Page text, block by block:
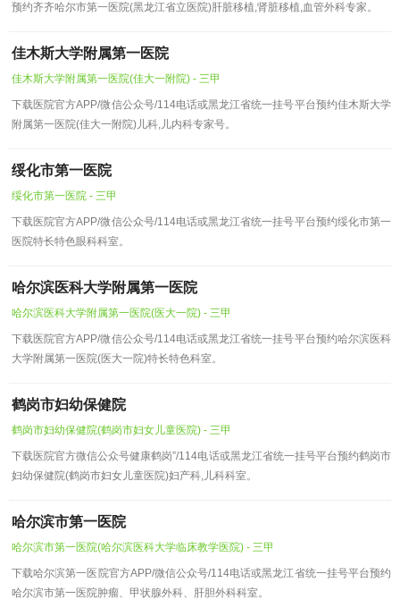
预约齐齐哈尔市第一医院(黑龙江省立医院)肝脏移植,肾脏移植,血管外科专家。
佳木斯大学附属第一医院
佳木斯大学附属第一医院(佳大一附院) - 三甲
下载医院官方APP/微信公众号/114电话或黑龙江省统一挂号平台预约佳木斯大学
附属第一医院(佳大一附院)儿科,儿内科专家号。
绥化市第一医院
绥化市第一医院 - 三甲
下载医院官方APP/微信公众号/114电话或黑龙江省统一挂号平台预约绥化市第一
医院特长特色眼科科室。
哈尔滨医科大学附属第一医院
哈尔滨医科大学附属第一医院(医大一院) - 三甲
下载医院官方APP/微信公众号/114电话或黑龙江省统一挂号平台预约哈尔滨医科
大学附属第一医院(医大一院)特长特色科室。
鹤岗市妇幼保健院
鹤岗市妇幼保健院(鹤岗市妇女儿童医院) - 三甲
下载医院官方微信公众号健康鹤岗”/114电话或黑龙江省统一挂号平台预约鹤岗市
妇幼保健院(鹤岗市妇女儿童医院)妇产科,儿科科室。
哈尔滨市第一医院
哈尔滨市第一医院(哈尔滨医科大学临床教学医院) - 三甲
下载哈尔滨第一医院官方APP/微信公众号/114电话或黑龙江省统一挂号平台预约
哈尔滨市第一医院肿瘤、甲状腺外科、肝胆外科科室。